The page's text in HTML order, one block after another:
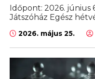
Időpont: 2026. június
Játszóház Egész
2026. május 25.